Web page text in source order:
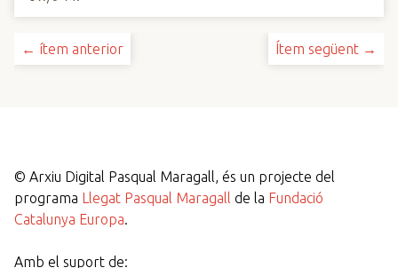
← ítem anterior Ítem següent →
© Arxiu Digital Pasqual Maragall, és un projecte del
programa Llegat Pasqual Maragall de la Fundació
Catalunya Europa.
Amb el suport de: